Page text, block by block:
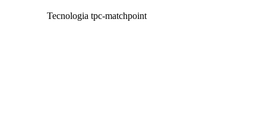
Tecnologia tpc-matchpoint